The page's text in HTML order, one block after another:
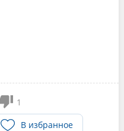
1
В избранное